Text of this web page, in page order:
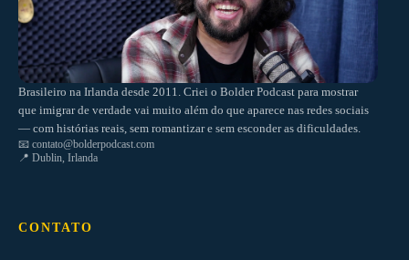
Brasileiro na Irlanda desde 2011. Criei o Bolder Podcast para mostrar
que imigrar de verdade vai muito além do que aparece nas redes sociais
— com histórias reais, sem romantizar e sem esconder as dificuldades.
📧 contato@bolderpodcast.com
📍 Dublin, Irlanda
CONTATO